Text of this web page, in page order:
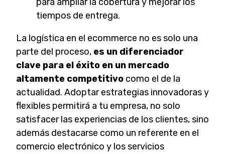
tiempos de entrega.
La logística en el ecommerce no es solo una
parte del proceso, es un diferenciador
clave para el éxito en un mercado
altamente competitivo como el de la
actualidad. Adoptar estrategias innovadoras y
flexibles permitirá a tu empresa, no solo
satisfacer las experiencias de los clientes, sino
además destacarse como un referente en el
comercio electrónico y los servicios